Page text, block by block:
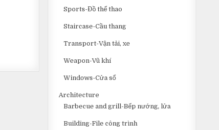
Sports-Đồ thể thao
Staircase-Cầu thang
Transport-Vận tải, xe
Weapon-Vũ khí
Windows-Cửa sổ
Architecture
Barbecue and grill-Bếp nướng, lửa
Building-File công trình